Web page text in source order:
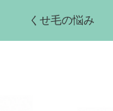
くせ毛の悩み